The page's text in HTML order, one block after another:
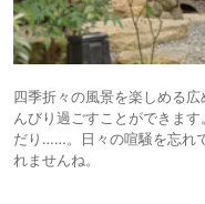
四季折々の風景を楽しめる
んびり過ごすことができま
だり……。日々の喧騒を忘れ
れませんね。